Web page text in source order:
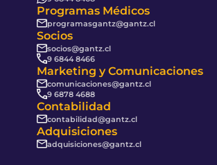
Programas Médicos
programasgantz@gantz.cl
Socios
socios@gantz.cl
9 6844 8466
Marketing y Comunicaciones
comunicaciones@gantz.cl
9 6878 4688
Contabilidad
contabilidad@gantz.cl
Adquisiciones
adquisiciones@gantz.cl